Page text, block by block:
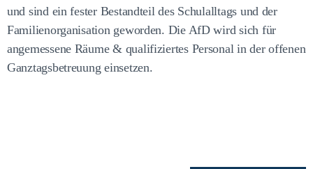
und sind ein fester Bestandteil des Schulalltags und der
Familienorganisation geworden. Die AfD wird sich für
angemessene Räume & qualifiziertes Personal in der offenen
Ganztagsbetreuung einsetzen.